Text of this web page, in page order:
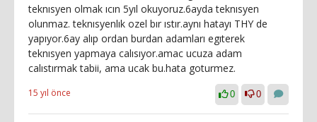
teknısyen olmak ıcın 5yıl okuyoruz.6ayda teknısyen
olunmaz. teknısyenlık ozel bır ıstır.aynı hatayı THY de
yapıyor.6ay alıp ordan burdan adamları egıterek
teknısyen yapmaya calısıyor.amac ucuza adam
calıstırmak tabii, ama ucak bu.hata goturmez.
15 yıl önce 0 0